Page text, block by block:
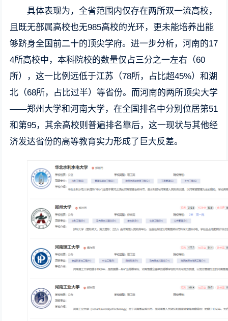
具体表现为，全省范围内仅存在两所双一流高校，
且既无部属高校也无985高校的光环，更未能培养出能
够跻身全国前二十的顶尖学府。进一步分析，河南的17
4所高校中，本科院校的数量仅占三分之一左右（60
所），这一比例远低于江苏（78所，占比超45%）和湖
北（68所，占比过半）等省份。而河南的两所顶尖大学
——郑州大学和河南大学，在全国排名中分别位居第51
和第95，其余高校则普遍排名靠后，这一现状与其他经
济发达省份的高等教育实力形成了巨大反差。